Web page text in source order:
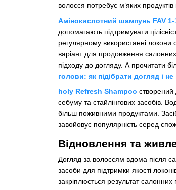
волосся потребує м’яких
Амінокислотний шампунь FAV
допомагають підтримувати
регулярному використанні
варіант для продовження
підходу до догляду. А прочитати
голови: як підібрати догляд і
holy Refresh Shampoo створений
себуму та стайлінгових засобів.
більш поживними продуктами.
завойовує популярність серед
Відновлення та
Догляд за волоссям вдома після
засоби для підтримки якості
закріплюється результат салонних